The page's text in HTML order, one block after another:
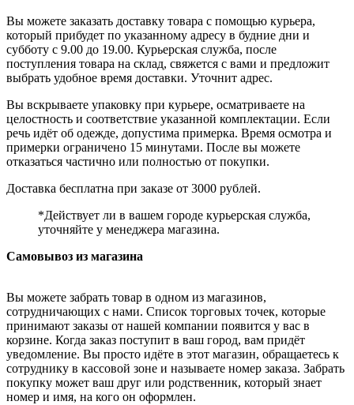
Вы можете заказать доставку товара с помощью курьера,
который прибудет по указанному адресу в будние дни и
субботу с 9.00 до 19.00. Курьерская служба, после
поступления товара на склад, свяжется с вами и предложит
выбрать удобное время доставки. Уточнит адрес.
Вы вскрываете упаковку при курьере, осматриваете на
целостность и соответствие указанной комплектации. Если
речь идёт об одежде, допустима примерка. Время осмотра и
примерки ограничено 15 минутами. После вы можете
отказаться частично или полностью от покупки.
Доставка бесплатна при заказе от 3000 рублей.
*Действует ли в вашем городе курьерская служба,
уточняйте у менеджера магазина.
Самовывоз из магазина
Вы можете забрать товар в одном из магазинов,
сотрудничающих с нами. Список торговых точек, которые
принимают заказы от нашей компании появится у вас в
корзине. Когда заказ поступит в ваш город, вам придёт
уведомление. Вы просто идёте в этот магазин, обращаетесь к
сотруднику в кассовой зоне и называете номер заказа. Забрать
покупку может ваш друг или родственник, который знает
номер и имя, на кого он оформлен.